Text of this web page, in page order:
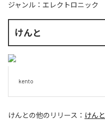
ジャンル： エレクトロニック
けんと
kento
けんとの他のリリース： けんと